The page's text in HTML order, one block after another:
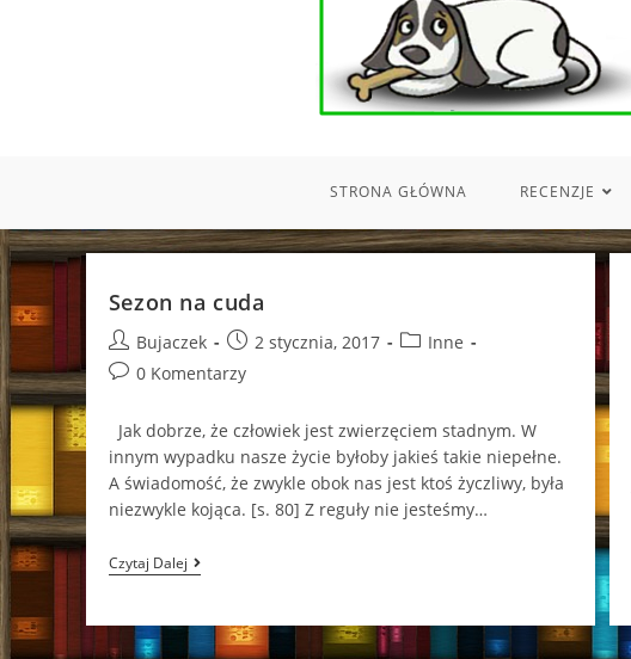
STRONA GŁÓWNA RECENZJE
Sezon na cuda
Post
author:
Bujaczek
Post
published:
2 stycznia, 2017
PostInne
Post0 Komentarzy
Jak dobrze, że człowiek jest zwierzęciem stadnym. W
innym wypadku nasze życie byłoby jakieś takie niepełne.
A świadomość, że zwykle obok nas jest ktoś życzliwy, była
niezwykle kojąca. [s. 80] Z reguły nie jesteśmy…
Czytaj DalejSezon
Na